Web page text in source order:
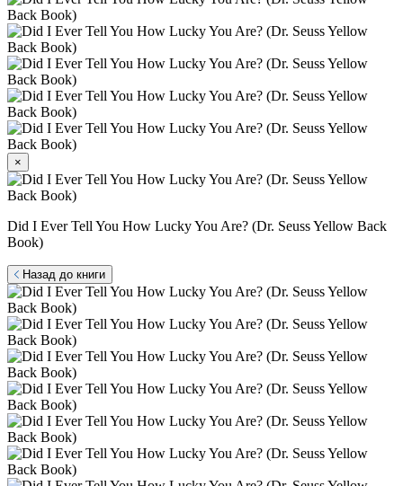
×
Did I Ever Tell You How Lucky You Are? (Dr. Seuss Yellow Back
Book)
Назад до книги